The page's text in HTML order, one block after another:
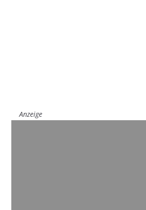
Anzeige